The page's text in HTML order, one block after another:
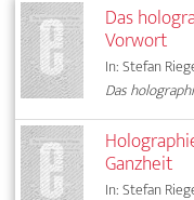
Das
Vorwort
In: Stefan
Das
Ganzheit
In: Stefan